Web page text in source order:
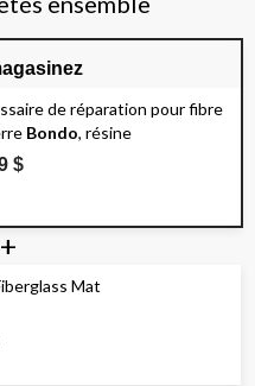
de réparation pour fibre
Bondo, résine
$
+
Mat